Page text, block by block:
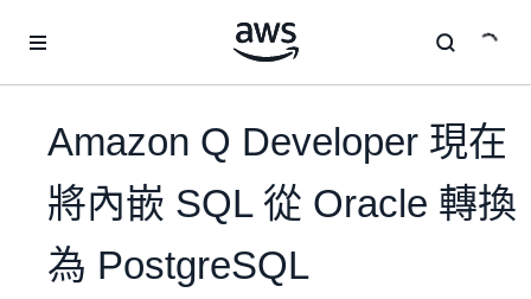
Amazon Q Developer 現在
將內嵌 SQL 從 Oracle 轉換
為 PostgreSQL